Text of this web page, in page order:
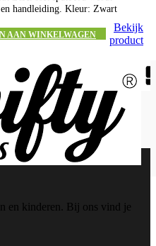
handleiding. Kleur: Zwart
AAN WINKELWAGEN
Bekijk
product
en kinderen. Bij ons vind je